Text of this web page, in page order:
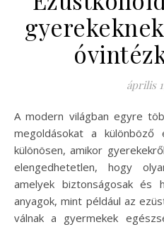
április
A modern világban egyre többen keresnek természetes
megoldásokat a különböző
különösen, amikor
elengedhetetlen, hogy
amelyek biztonságosak és
anyagok, mint például az
válnak a gyermekek